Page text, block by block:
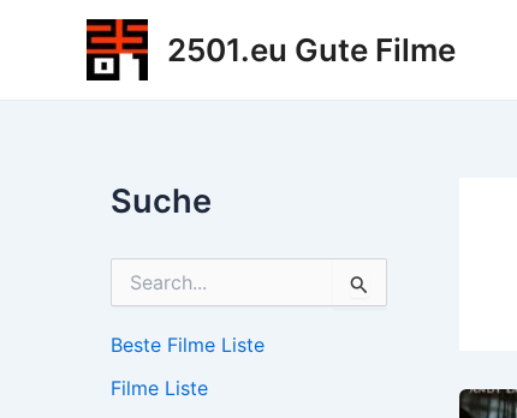
2501.eu Gute Filme
Suche
h
n
Beste Filme Liste
Filme Liste